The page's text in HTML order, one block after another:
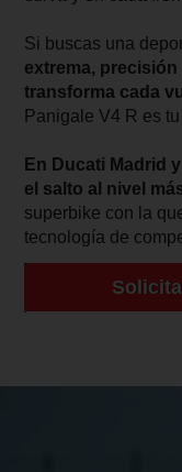
Si buscas una
extrema,
transforma cada
Panigale V4 R es
En Ducati Madrid
el salto al nivel
superbike con la
tecnología de